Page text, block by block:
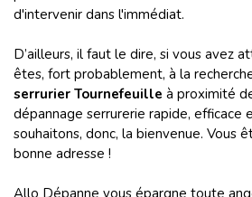
d'intervenir dans l'immédiat.
D’ailleurs, il faut le dire, si vous avez
êtes, fort probablement, à la
serrurier Tournefeuille à proximité
dépannage serrurerie rapide, efficace
souhaitons, donc, la bienvenue. Vous
bonne adresse !
Allo Dépanne vous épargne toute